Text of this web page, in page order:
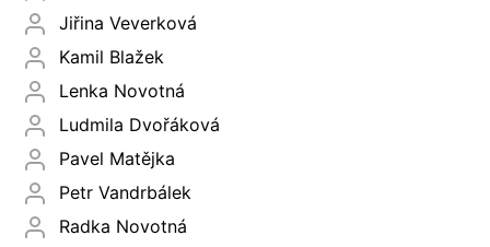
Jiřina Veverková
Kamil Blažek
Lenka Novotná
Ludmila Dvořáková
Pavel Matějka
Petr Vandrbálek
Radka Novotná